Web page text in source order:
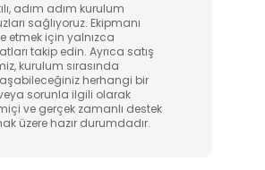
adım adım kurulum
sağlıyoruz. Ekipmanı
etmek için yalnızca
takip edin. Ayrıca satış
kurulum sırasında
herhangi bir
sorunla ilgili olarak
ve gerçek zamanlı destek
üzere hazır durumdadır.